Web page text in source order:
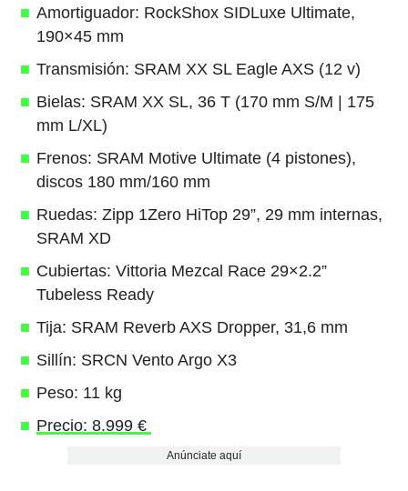
Amortiguador: RockShox SIDLuxe Ultimate,
190×45 mm
Transmisión: SRAM XX SL Eagle AXS (12 v)
Bielas: SRAM XX SL, 36 T (170 mm S/M | 175
mm L/XL)
Frenos: SRAM Motive Ultimate (4 pistones),
discos 180 mm/160 mm
Ruedas: Zipp 1Zero HiTop 29”, 29 mm internas,
SRAM XD
Cubiertas: Vittoria Mezcal Race 29×2.2”
Tubeless Ready
Tija: SRAM Reverb AXS Dropper, 31,6 mm
Sillín: SRCN Vento Argo X3
Peso: 11 kg
Precio: 8.999 €
Anúnciate aquí